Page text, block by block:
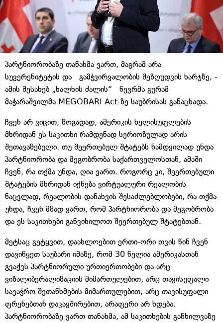
პარტნიორობაზე თანახმა ვართ, მაგრამ არა
სუვერენიტეტის და გამჭვირვალობის შეზღუდვის ხარჯზე, -
ამის შესახებ „ხალხის ძალის“ წევრმა გურამ
მაჭარაშვილმა MEGOBARI Act-ზე საუბრისას განაცხადა.
ჩვენ არ ვიცით, ზოგადად, ამერიკის ხელისუფლების
მხრიდან ეს საკითხი რამდენად სერიოზულად არის
შეთავაზებული. თუ შეერთებულ შტატებს ნამდვილად უნდა
პარტნიორობა და მეგობრობა საქართველოსთან, ამაში
ჩვენ, რა თქმა უნდა, ღია ვართ. როგორც კი, შეერთებული
შტატების მხრიდან იქნება ვირტუალური რეალობის
ნაცვლად, რეალობის დანახვის შესაძლებლობები, რა თქმა
უნდა, ჩვენ მზად ვართ, რომ პარტნიორობა და მეგობრობა
და ეს საკითხები განვიხილოთ შეერთებულ შტატებთან.
მეტსაც გეტყვით, დაახლოებით ერთი-ორი თვის წინ ჩვენ
დავიწყეთ საუბარი იმაზე, რომ 30 წელია ამერიკასთან
გვაქვს პარტნიორული ურთიერთობები და არც
ვიზალიბერალიზაციის მიმართულებით, არც თავისუფალი
სავაჭრო შეთანხმების მიმართულებით, არც თავისუფალი
ფრენებთან დაკავშირებით, არაფერი არ ხდება.
პარტნიორობაზე ვართ თანახმა, ამ საკითხების განხილვაზე